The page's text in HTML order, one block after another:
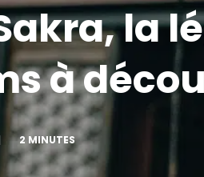
la
à
2 MINUTES